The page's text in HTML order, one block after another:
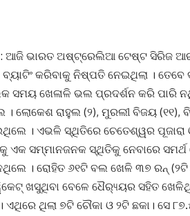
ଆଜି ଭାରତ ଅଷ୍ଟ୍ରେଲିଆ ଟେଷ୍ଟ ସିରିଜ
ବ୍ୟାଟିଂ କରିବାକୁ ନିଷ୍ପତି ନେଇଥିଲା ।
ସମୟ ଖେଳାଳି ଭଲ ପ୍ରଦର୍ଶନ କରି ପାରି
। ଲୋକେଶ ରାହୁଲ (୨), ମୁରଲୀ ବିଜୟ
। ଏଭଳି ସ୍ଥିତିରେ ଚେତେଶ୍ୱର ପୂଜାରା
ଏକ ସମ୍ମାନଜନକ ସ୍ଥିତିକୁ ନେବାରେ
। ରୋହିତ ୬୧ଟି ବଲ ଖେଳି ୩୭ ରନ୍
ଖସୁଥିବା ବେଳେ ଧୈର‌୍ୟ୍ୟର ସହିତ
ଥିଲା ୭ଟି ଚୌକା ଓ ୨ଟି ଛକା। ସେ